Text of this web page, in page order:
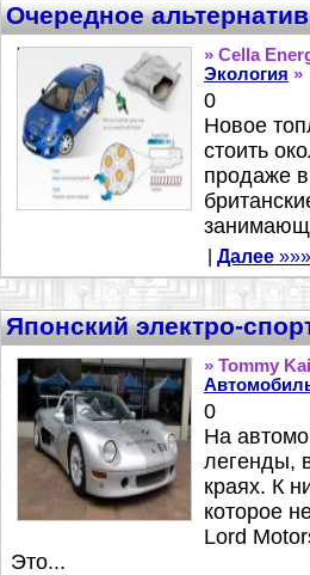
Очередное
» Cella
Экология »
0
Новое
стоить
продаже
Далее »»»
Японский электро-
» Tommy
0
На
легенды,
краях. К
которое
Lord
Это...